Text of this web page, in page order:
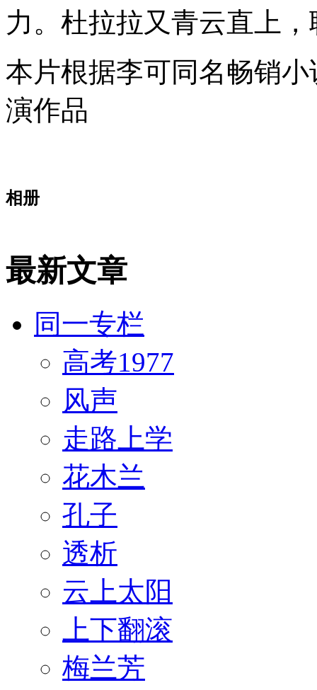
力。杜拉拉又青云直上
本片根据李可同名畅销
演作品
相册
最新文章
同一专栏
高考1977
风声
走路上学
花木兰
孔子
透析
云上太阳
上下翻滚
梅兰芳